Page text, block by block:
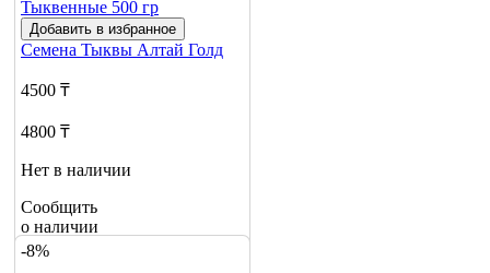
Добавить в избранное
Семена Тыквы Алтай Голд
4500 ₸
4800 ₸
Нет в наличии
Сообщить
о наличии
-8%